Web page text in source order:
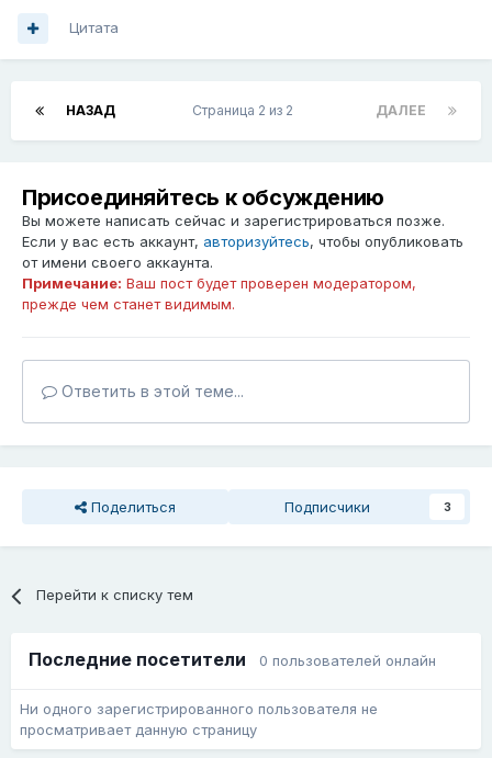
Цитата
НАЗАД ДАЛЕЕ
Страница 2 из 2
Присоединяйтесь к обсуждению
Вы можете написать сейчас и зарегистрироваться позже.
Если у вас есть аккаунт, авторизуйтесь, чтобы опубликовать
от имени своего аккаунта.
Примечание: Ваш пост будет проверен модератором,
прежде чем станет видимым.
Ответить в этой теме...
Поделиться Подписчики 3
Перейти к списку тем
Последние посетители 0 пользователей онлайн
Ни одного зарегистрированного пользователя не
просматривает данную страницу